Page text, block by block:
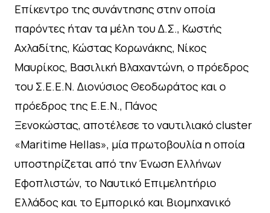
Επίκεντρο της συνάντησης στην οποία
παρόντες ήταν τα μέλη του Δ.Σ., Κωστής
Αχλαδίτης, Κώστας Κορωνάκης, Νίκος
Μαυρίκος, Βασιλική Βλαχαντώνη, ο πρόεδρος
του Σ.Ε.Ε.Ν. Διονύσιος Θεοδωράτος και ο
πρόεδρος της Ε.Ε.Ν., Πάνος
Ξενοκώστας, αποτέλεσε το ναυτιλιακό cluster
«Maritime Hellas», μία πρωτοβουλία η οποία
υποστηρίζεται από την Ένωση Ελλήνων
Εφοπλιστών, το Ναυτικό Επιμελητήριο
Ελλάδος και το Εμπορικό και Βιομηχανικό